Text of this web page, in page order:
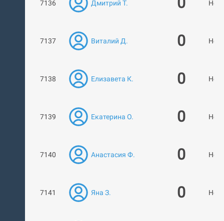
7136 Дмитрий Т. Нет
7137 Виталий Д. 0 Нет
7138 Елизавета К. 0 Нет
7139 Екатерина О. 0 Нет
7140 Анастасия Ф. 0 Нет
7141 Яна З. 0 Нет